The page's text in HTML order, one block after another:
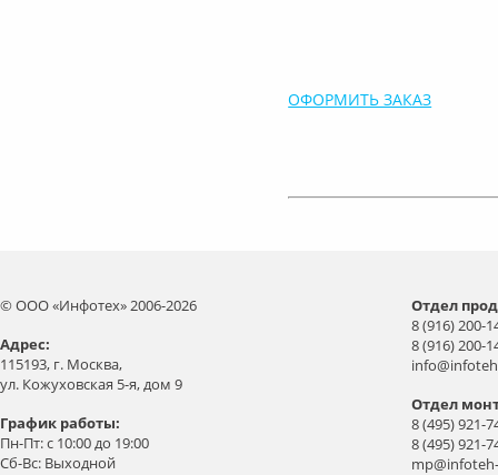
ОФОРМИТЬ ЗАКАЗ
© ООО «Инфотех» 2006-2026
Aдрес:
115193, г. Москва,
ул. Кожуховская 5-я, дом 9
График работы:
Пн-Пт: с 10:00 до 19:00
Сб-Вс: Выходной
Отдел
8 (916) 200-
8 (916) 200-
Отдел
8 (495) 921-
8 (495) 921-